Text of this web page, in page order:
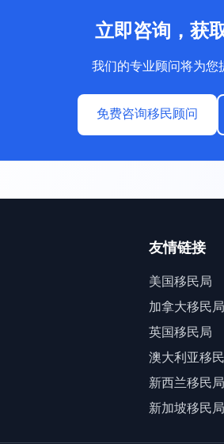
立即咨询，获
我们的专业顾问将为您
免费咨询移民顾问
友情链接
美国移民局
加拿大移民局
英国移民局
澳大利亚移
新西兰移民局
新加坡移民局